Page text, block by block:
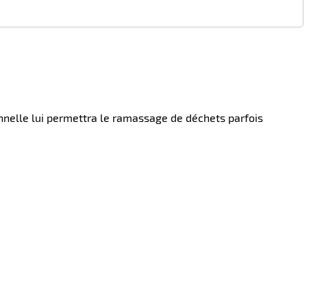
lui permettra le ramassage de déchets parfois